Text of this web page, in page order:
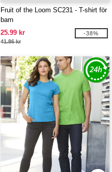
Fruit of the Loom SC231 - T-shirt för
barn
25.99 kr
41.86 kr
-38%